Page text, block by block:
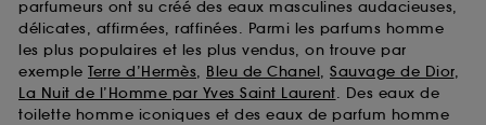
parfumeurs ont su créé des eaux masculines audacieuses,
délicates, affirmées, raffinées. Parmi les parfums homme
les plus populaires et les plus vendus, on trouve par
exemple Terre d’Hermès, Bleu de Chanel, Sauvage de Dior,
La Nuit de l’Homme par Yves Saint Laurent. Des eaux de
toilette homme iconiques et des eaux de parfum homme